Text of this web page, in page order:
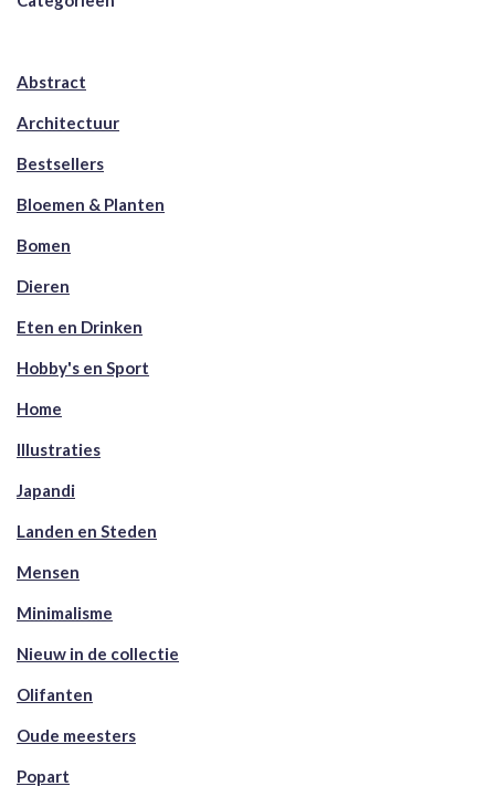
Abstract
Architectuur
Bestsellers
Bloemen & Planten
Bomen
Dieren
Eten en Drinken
Hobby's en Sport
Home
Illustraties
Japandi
Landen en Steden
Mensen
Minimalisme
Nieuw in de collectie
Olifanten
Oude meesters
Popart